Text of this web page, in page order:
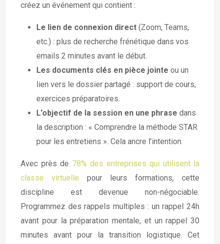
créez un événement qui contient :
Le lien de connexion direct (Zoom, Teams,
etc.) : plus de recherche frénétique dans vos
emails 2 minutes avant le début.
Les documents clés en pièce jointe ou un
lien vers le dossier partagé : support de cours,
exercices préparatoires.
L’objectif de la session en une phrase dans
la description : « Comprendre la méthode STAR
pour les entretiens ». Cela ancre l’intention.
Avec près de 78% des entreprises qui utilisent la
classe virtuelle pour leurs formations, cette
discipline est devenue non-négociable.
Programmez des rappels multiples : un rappel 24h
avant pour la préparation mentale, et un rappel 30
minutes avant pour la transition logistique. Cet